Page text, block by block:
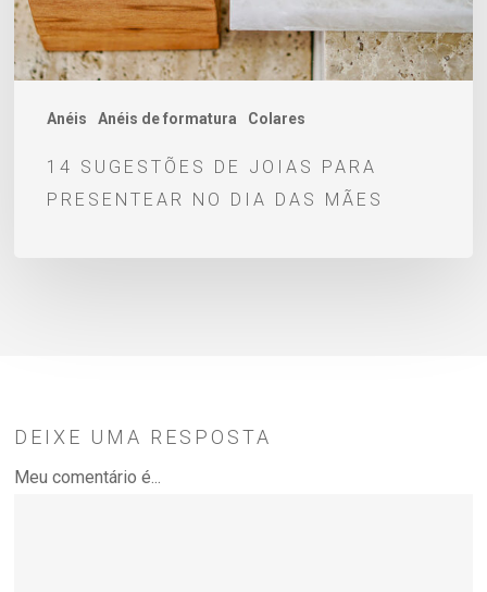
Anéis Anéis de formatura Colares
dia
das
mães
14 SUGESTÕES DE JOIAS PARA
PRESENTEAR NO DIA DAS MÃES
DEIXE UMA RESPOSTA
Meu comentário é...